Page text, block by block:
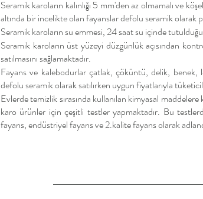
Seramik karoların kalınlığı 5 mm'den az olmamalı ve
altında bir incelikte olan fayanslar defolu seramik olarak
Seramik karoların su emmesi, 24 saat su içinde
Seramik karoların üst yüzeyi düzgünlük açısından
satılmasını sağlamaktadır.
Fayans ve kalebodurlar çatlak, çöküntü, delik, benek,
defolu seramik olarak satılırken uygun fiyatlarıyla
Evlerde temizlik sırasında kullanılan kimyasal
karo ürünler için çeşitli testler yapmaktadır. Bu
fayans, endüstriyel fayans ve 2.kalite fayans olarak